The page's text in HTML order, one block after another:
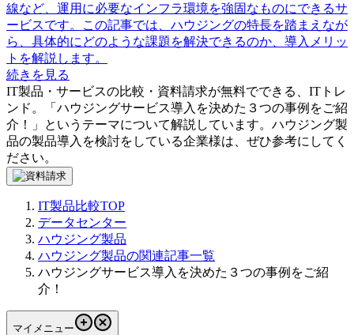
線など、運用に必要なインフラ環境を強固なものにできるサ
ービスです。この記事では、ハウジングの特長を踏まえなが
ら、具体的にどのような課題を解決できるのか、導入メリッ
トを解説します。
続きを見る
IT製品・サービスの比較・資料請求が無料でできる、ITトレ
ンド。「 ハウジングサービス導入を決めた３つの事例をご紹
介！
」というテーマについて解説しています。 ハウジング製
品の製品導入を検討をしている企業様は、ぜひ参考にしてく
ださい。
IT製品比較TOP
データセンター
ハウジング製品
ハウジング製品の関連記事一覧
ハウジングサービス導入を決めた３つの事例をご紹
介！
マイメニュー